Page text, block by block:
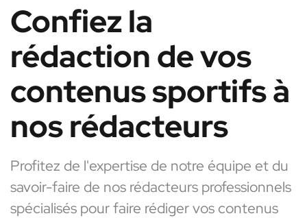
Confiez la
rédaction de vos
contenus sportifs à
nos rédacteurs
Profitez de l'expertise de notre équipe et du
savoir-faire de nos rédacteurs professionnels
spécialisés pour faire rédiger vos contenus